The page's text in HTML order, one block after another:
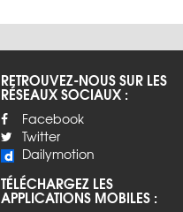
RETROUVEZ-NOUS SUR LES
RÉSEAUX SOCIAUX :
Facebook
Twitter
Dailymotion
TÉLÉCHARGEZ LES
APPLICATIONS MOBILES :